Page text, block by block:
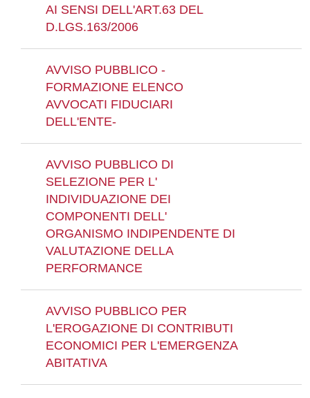
AI SENSI DELL'ART.63 DEL
D.LGS.163/2006
AVVISO PUBBLICO -
FORMAZIONE ELENCO
AVVOCATI FIDUCIARI
DELL'ENTE-
AVVISO PUBBLICO DI
SELEZIONE PER L'
INDIVIDUAZIONE DEI
COMPONENTI DELL'
ORGANISMO INDIPENDENTE DI
VALUTAZIONE DELLA
PERFORMANCE
AVVISO PUBBLICO PER
L'EROGAZIONE DI CONTRIBUTI
ECONOMICI PER L'EMERGENZA
ABITATIVA